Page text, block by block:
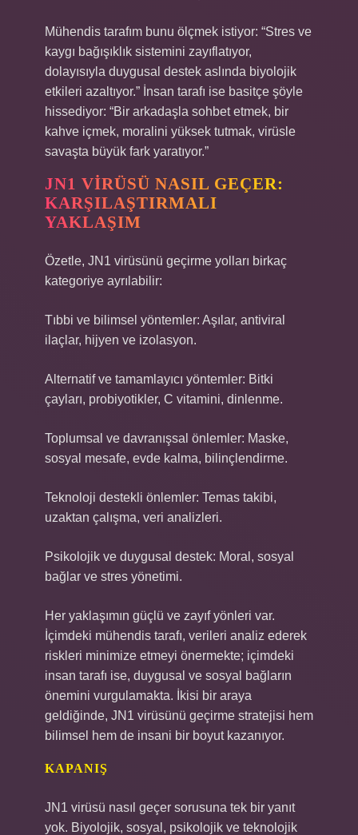
Mühendis tarafım bunu ölçmek istiyor: “Stres ve
kaygı bağışıklık sistemini zayıflatıyor,
dolayısıyla duygusal destek aslında biyolojik
etkileri azaltıyor.” İnsan tarafı ise basitçe şöyle
hissediyor: “Bir arkadaşla sohbet etmek, bir
kahve içmek, moralini yüksek tutmak, virüsle
savaşta büyük fark yaratıyor.”
JN1 VIRÜSÜ NASIL GEÇER:
KARŞILAŞTIRMALI
YAKLAŞIM
Özetle, JN1 virüsünü geçirme yolları birkaç
kategoriye ayrılabilir:
Tıbbi ve bilimsel yöntemler: Aşılar, antiviral
ilaçlar, hijyen ve izolasyon.
Alternatif ve tamamlayıcı yöntemler: Bitki
çayları, probiyotikler, C vitamini, dinlenme.
Toplumsal ve davranışsal önlemler: Maske,
sosyal mesafe, evde kalma, bilinçlendirme.
Teknoloji destekli önlemler: Temas takibi,
uzaktan çalışma, veri analizleri.
Psikolojik ve duygusal destek: Moral, sosyal
bağlar ve stres yönetimi.
Her yaklaşımın güçlü ve zayıf yönleri var.
İçimdeki mühendis tarafı, verileri analiz ederek
riskleri minimize etmeyi önermekte; içimdeki
insan tarafı ise, duygusal ve sosyal bağların
önemini vurgulamakta. İkisi bir araya
geldiğinde, JN1 virüsünü geçirme stratejisi hem
bilimsel hem de insani bir boyut kazanıyor.
KAPANIŞ
JN1 virüsü nasıl geçer sorusuna tek bir yanıt
yok. Biyolojik, sosyal, psikolojik ve teknolojik